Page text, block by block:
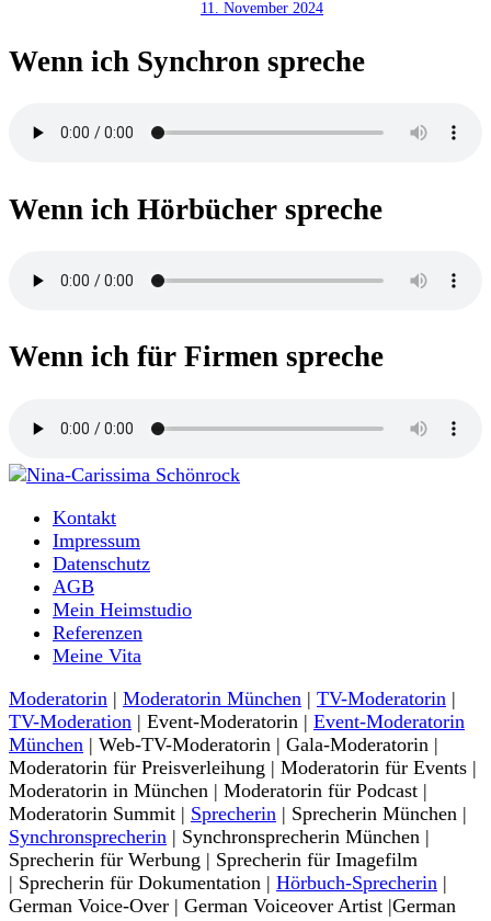
11. November 2024
Wenn ich Synchron spreche
Wenn ich Hörbücher spreche
Wenn ich für Firmen spreche
Nina-Carissima Schönrock
Moderatorin und Sprecherin
Kontakt
Impressum
Datenschutz
AGB
Mein Heimstudio
Referenzen
Meine Vita
Moderatorin | Moderatorin München | TV-Moderatorin |
TV-Moderation | Event-Moderatorin | Event-Moderatorin
München | Web-TV-Moderatorin | Gala-Moderatorin |
Moderatorin für Preisverleihung | Moderatorin für Events |
Moderatorin in München | Moderatorin für Podcast |
Moderatorin Summit | Sprecherin | Sprecherin München |
Synchronsprecherin | Synchronsprecherin München |
Sprecherin für Werbung | Sprecherin für Imagefilm
| Sprecherin für Dokumentation | Hörbuch-Sprecherin |
German Voice-Over | German Voiceover Artist |German